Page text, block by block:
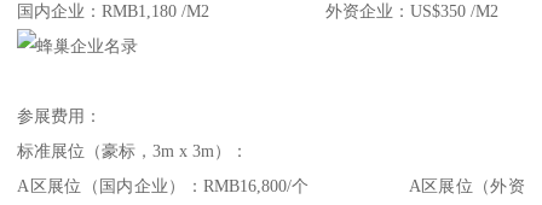
国内企业：RMB1,180 /M2 外资企业：US$350 /M2
参展费用：
标准展位（豪标，3m x 3m）：
A区展位（国内企业）：RMB16,800/个 A区展位（外资